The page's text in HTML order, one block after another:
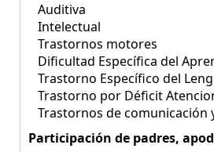
Auditiva
Intelectual
Trastornos motores
Dificultad Específica del
Trastorno Específico del
Trastorno por Déficit
Trastornos de comunicación
Participación de padres,